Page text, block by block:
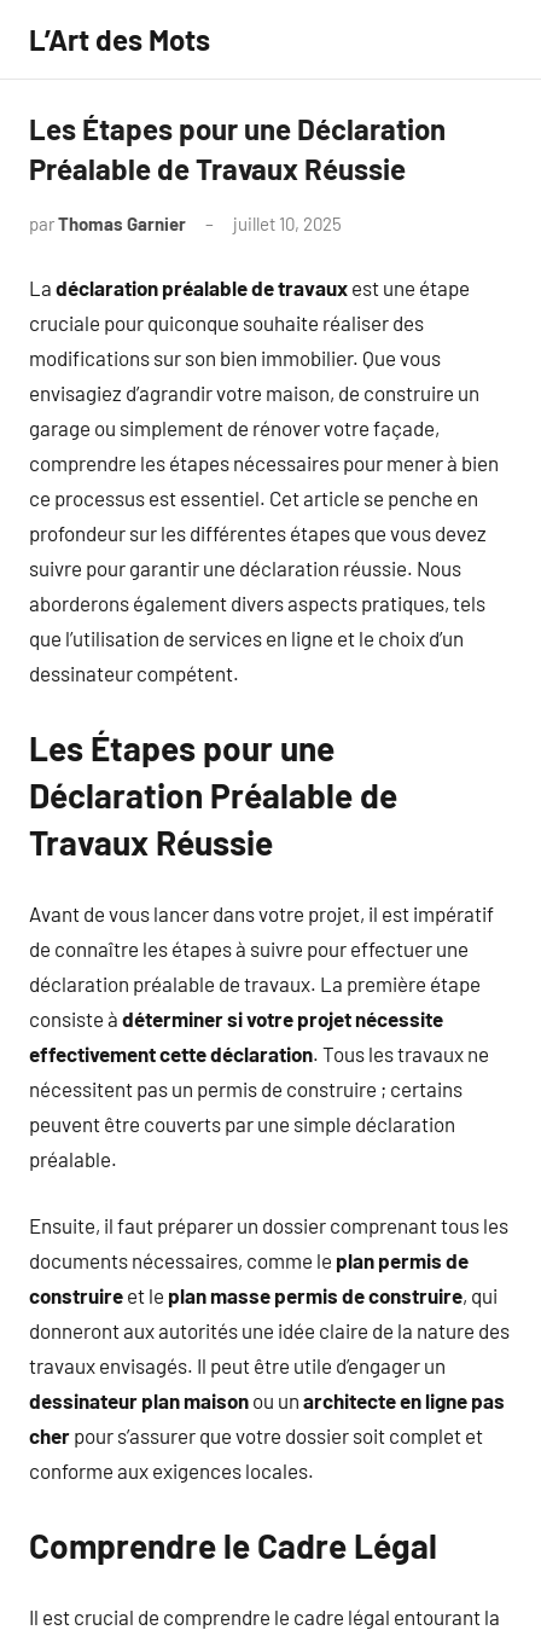
contenu
L’Art des Mots
Les Étapes pour une Déclaration
Préalable de Travaux Réussie
parThomas Garnier juillet 10, 2025
La déclaration préalable de travaux est une étape
cruciale pour quiconque souhaite réaliser des
modifications sur son bien immobilier. Que vous
envisagiez d’agrandir votre maison, de construire un
garage ou simplement de rénover votre façade,
comprendre les étapes nécessaires pour mener à bien
ce processus est essentiel. Cet article se penche en
profondeur sur les différentes étapes que vous devez
suivre pour garantir une déclaration réussie. Nous
aborderons également divers aspects pratiques, tels
que l’utilisation de services en ligne et le choix d’un
dessinateur compétent.
Les Étapes pour une
Déclaration Préalable de
Travaux Réussie
Avant de vous lancer dans votre projet, il est impératif
de connaître les étapes à suivre pour effectuer une
déclaration préalable de travaux. La première étape
consiste à déterminer si votre projet nécessite
effectivement cette déclaration. Tous les travaux ne
nécessitent pas un permis de construire ; certains
peuvent être couverts par une simple déclaration
préalable.
Ensuite, il faut préparer un dossier comprenant tous les
documents nécessaires, comme le plan permis de
construire et le plan masse permis de construire, qui
donneront aux autorités une idée claire de la nature des
travaux envisagés. Il peut être utile d’engager un
dessinateur plan maison ou un architecte en ligne pas
cher pour s’assurer que votre dossier soit complet et
conforme aux exigences locales.
Comprendre le Cadre Légal
Il est crucial de comprendre le cadre légal entourant la